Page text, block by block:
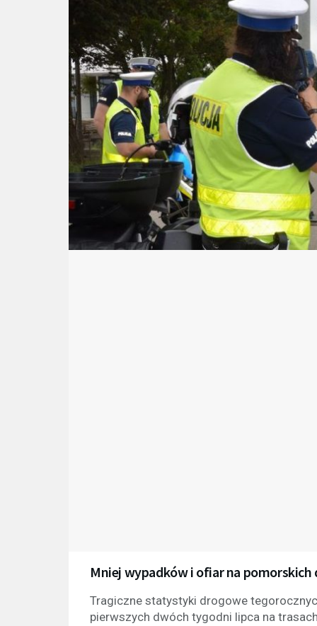
Mniej wypadków i ofiar na pomorskich
Tragiczne statystyki drogowe
pierwszych dwóch tygodni lipca na